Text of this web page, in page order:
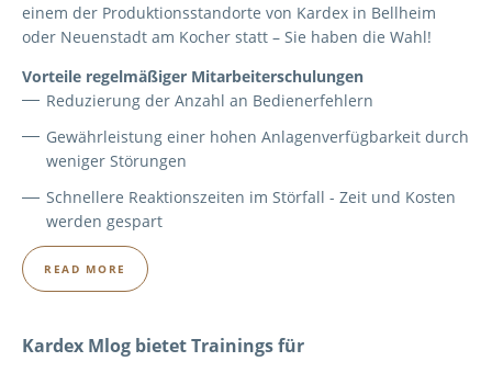
einem der Produktionsstandorte von Kardex in Bellheim
oder Neuenstadt am Kocher statt – Sie haben die Wahl!
Vorteile regelmäßiger Mitarbeiterschulungen
Reduzierung der Anzahl an Bedienerfehlern
Gewährleistung einer hohen Anlagenverfügbarkeit durch
weniger Störungen
Schnellere Reaktionszeiten im Störfall - Zeit und Kosten
werden gespart
READ MORE
Kardex Mlog bietet Trainings für